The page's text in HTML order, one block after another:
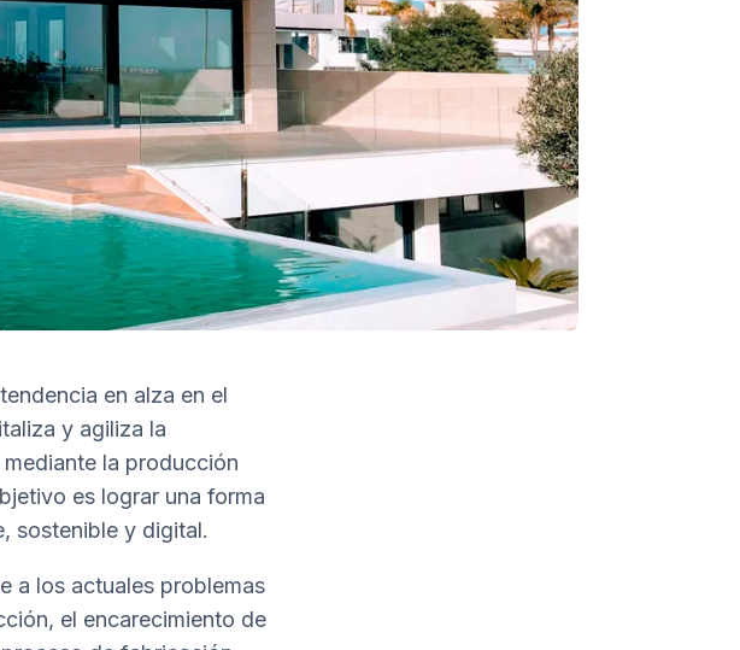
en alza en el
y agiliza la
la producción
es lograr una forma
sostenible y digital.
a los actuales problemas
el encarecimiento de